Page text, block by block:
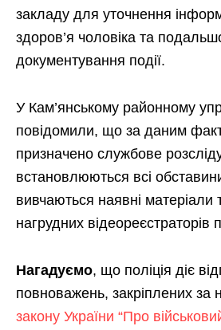
закладу для уточнення
здоров’я чоловіка та
документування події.
У Кам’янському районному
повідомили, що за даним
призначено службове
встановлюються всі
вивчаються наявні матеріали
нагрудних відеореєстраторів
Нагадуємо, що поліція діє
повноважень, закріплених за
закону України “Про